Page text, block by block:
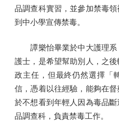
品調查科實習，並參加禁毒
到中小學宣傳禁毒。
譚樂怡畢業於中大護理系
護士，是希望幫助別人，之
政主任，但最終仍然選擇「
信，憑着以往經驗，能夠在
於不想看到年輕人因為毒品
品調查科，負責禁毒工作。